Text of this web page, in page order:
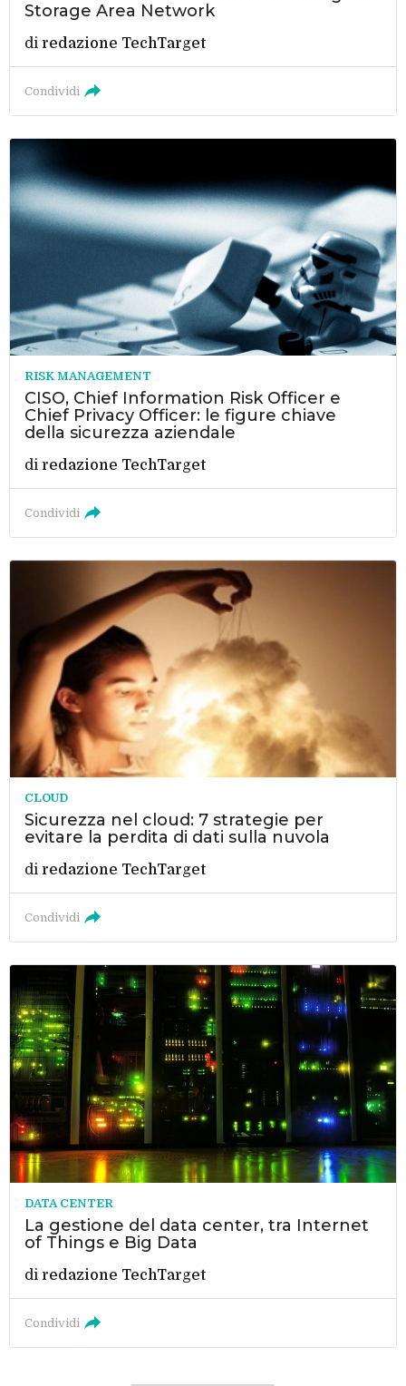
Storage Area Network
diredazione TechTarget
Condividi
RISK MANAGEMENT
CISO, Chief Information Risk Officer e
Chief Privacy Officer: le figure chiave
della sicurezza aziendale
diredazione TechTarget
Condividi
CLOUD
Sicurezza nel cloud: 7 strategie per
evitare la perdita di dati sulla nuvola
diredazione TechTarget
Condividi
DATA CENTER
La gestione del data center, tra Internet
of Things e Big Data
diredazione TechTarget
Condividi